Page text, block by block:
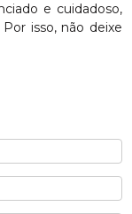
e cuidadoso,
isso, não deixe